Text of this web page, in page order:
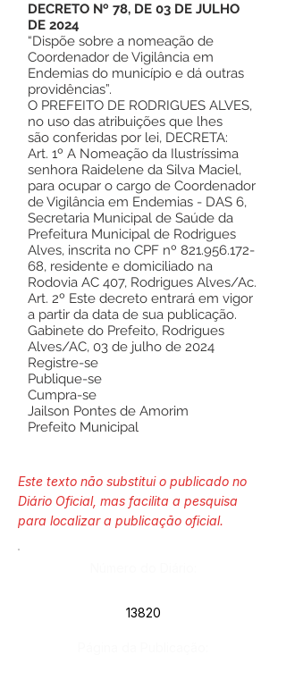
DECRETO Nº 78, DE 03 DE JULHO
DE 2024
“Dispõe sobre a nomeação de
Coordenador de Vigilância em
Endemias do município e dá outras
providências”.
O PREFEITO DE RODRIGUES ALVES,
no uso das atribuições que lhes
são conferidas por lei, DECRETA:
Art. 1º A Nomeação da Ilustríssima
senhora Raidelene da Silva Maciel,
para ocupar o cargo de Coordenador
de Vigilância em Endemias - DAS 6,
Secretaria Municipal de Saúde da
Prefeitura Municipal de Rodrigues
Alves, inscrita no CPF nº 821.956.172-
68, residente e domiciliado na
Rodovia AC 407, Rodrigues Alves/Ac.
Art. 2º Este decreto entrará em vigor
a partir da data de sua publicação.
Gabinete do Prefeito, Rodrigues
Alves/AC, 03 de julho de 2024
Registre-se
Publique-se
Cumpra-se
Jailson Pontes de Amorim
Prefeito Municipal
Este texto não substitui o publicado no
Diário Oficial, mas facilita a pesquisa
para localizar a publicação oficial.
13820